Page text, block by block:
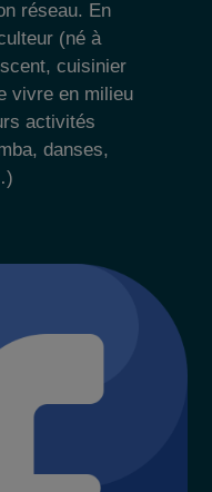
réseau. En
(né à
cuisinier
vivre en milieu
activités
danses,